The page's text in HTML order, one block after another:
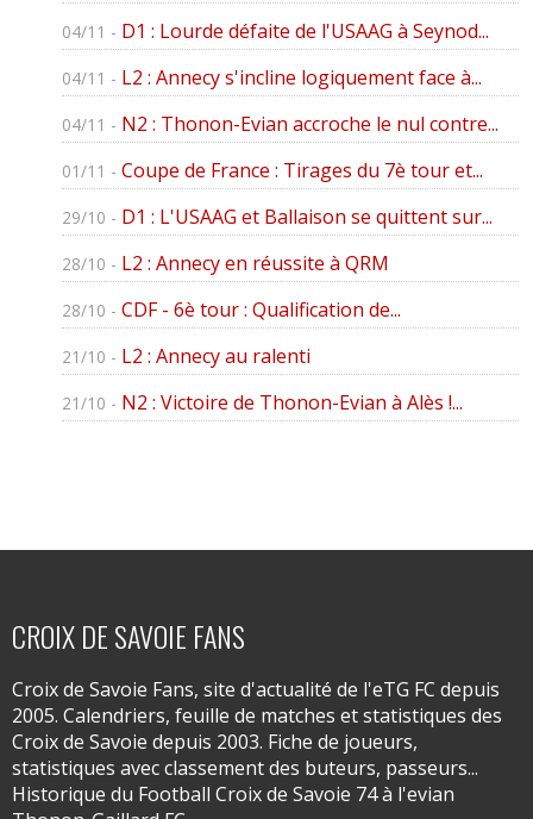
04/11 - D1 : Lourde défaite de l'USAAG à Seynod...
04/11 - L2 : Annecy s'incline logiquement face à...
04/11 - N2 : Thonon-Evian accroche le nul contre...
01/11 - Coupe de France : Tirages du 7è tour et...
29/10 - D1 : L'USAAG et Ballaison se quittent sur...
28/10 - L2 : Annecy en réussite à QRM
28/10 - CDF - 6è tour : Qualification de...
21/10 - L2 : Annecy au ralenti
21/10 - N2 : Victoire de Thonon-Evian à Alès !...
CROIX DE SAVOIE FANS
Croix de Savoie Fans, site d'actualité de l'eTG FC depuis
2005. Calendriers, feuille de matches et statistiques des
Croix de Savoie depuis 2003. Fiche de joueurs,
statistiques avec classement des buteurs, passeurs...
Historique du Football Croix de Savoie 74 à l'evian